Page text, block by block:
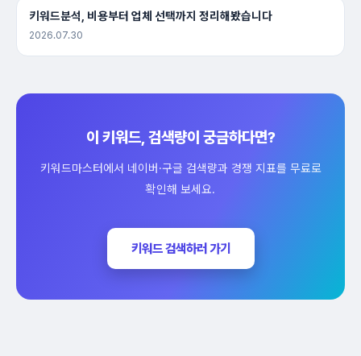
키워드분석, 비용부터 업체 선택까지 정리해봤습니다
2026.07.30
이 키워드, 검색량이 궁금하다면?
키워드마스터에서 네이버·구글 검색량과 경쟁 지표를 무료로
확인해 보세요.
키워드 검색하러 가기